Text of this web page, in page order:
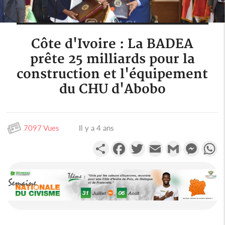
Côte d'Ivoire : La BADEA
prête 25 milliards pour la
construction et l'équipement
du CHU d'Abobo
7097 Vues Il y a 4 ans
PartagerFacebookTwitterEmail Gmail